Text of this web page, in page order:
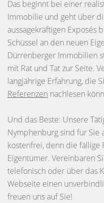
Das beginnt bei einer
Immobilie und geht über
aussagekräftigen Exposés
Schüssel an den neuen
Dürrenberger Immobilien
mit Rat und Tat zur Seite.
langjährige Erfahrung, die
Referenzen nachlesen
Und das Beste: Unsere
Nymphenburg sind für Sie
kostenfrei, denn die
Eigentümer. Vereinbaren
telefonisch oder über das
Webseite einen
freuen uns auf Sie!